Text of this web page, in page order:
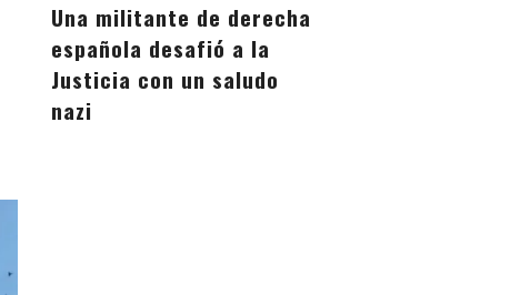
Una militante de derecha
española desafió a la
Justicia con un saludo
nazi